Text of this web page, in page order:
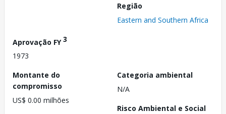
Região
Eastern and Southern Africa
Aprovação FY3
1973
Montante do
compromisso
US$ 0.00 milhões
Categoria ambiental
N/A
Risco Ambiental e Social